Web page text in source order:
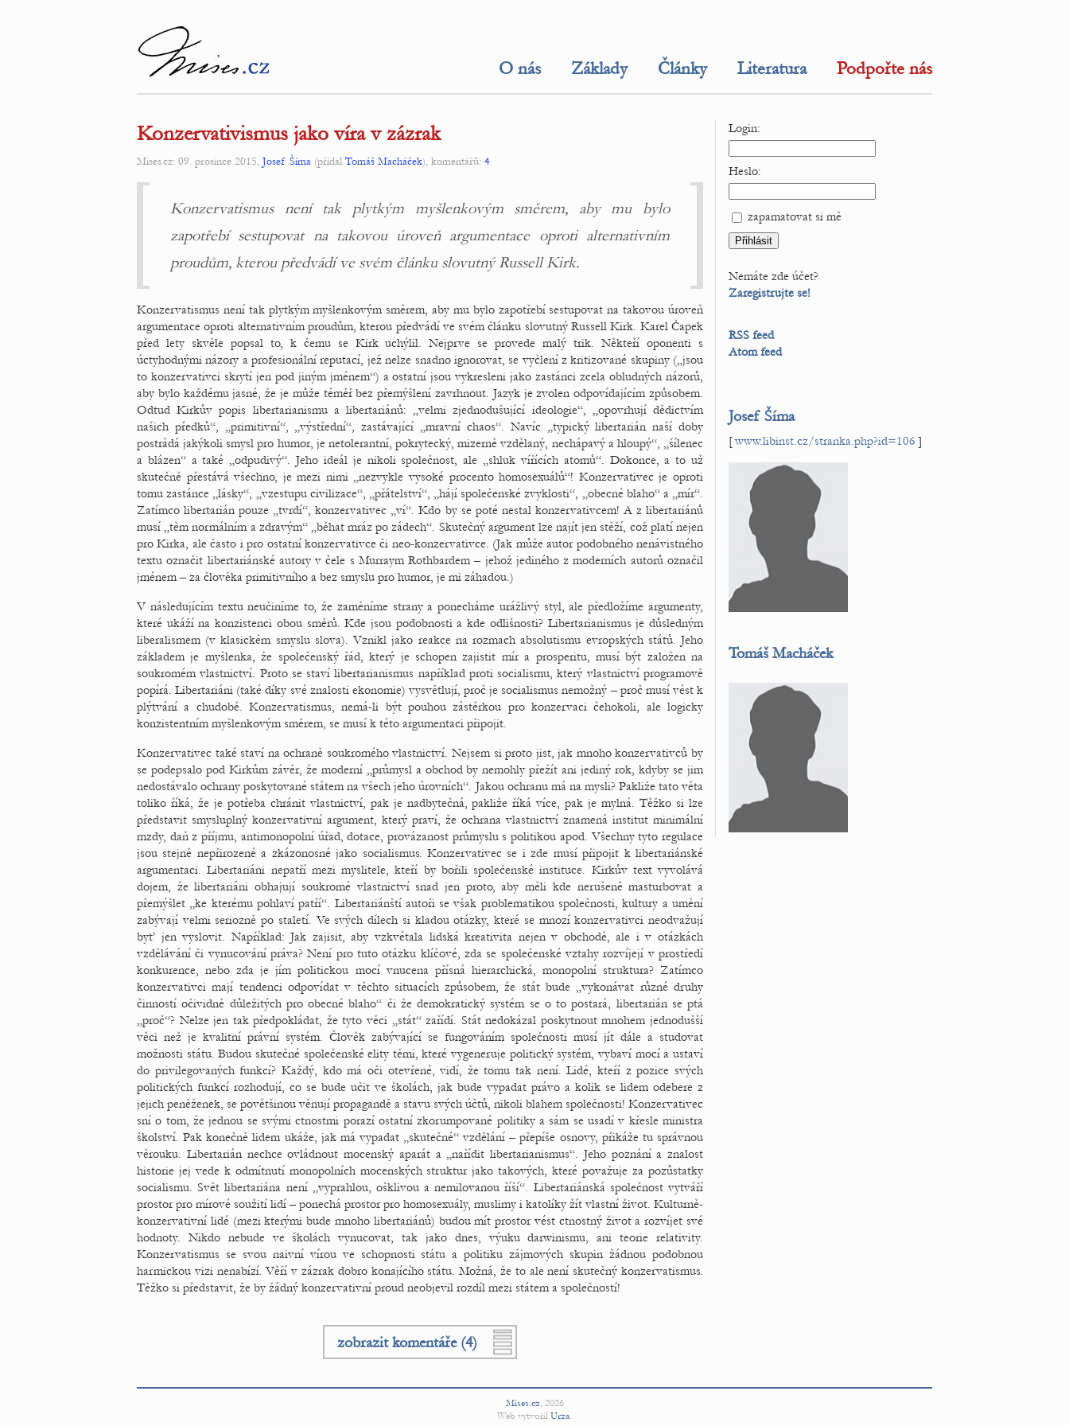
O nás Základy Články Literatura Podpořte nás
Konzervativismus jako víra v zázrak
Mises.cz: 09. prosince 2015, Josef Šíma (přidal Tomáš Macháček), komentářů: 4
Konzervatismus není tak plytkým myšlenkovým směrem, aby mu bylo
zapotřebí sestupovat na takovou úroveň argumentace oproti alternativním
proudům, kterou předvádí ve svém článku slovutný Russell Kirk.
Konzervatismus není tak plytkým myšlenkovým směrem, aby mu bylo zapotřebí sestupovat na takovou úroveň
argumentace oproti alternativním proudům, kterou předvádí ve svém článku slovutný Russell Kirk. Karel Čapek
před lety skvěle popsal to, k čemu se Kirk uchýlil. Nejprve se provede malý trik. Někteří oponenti s
úctyhodnými názory a profesionální reputací, jež nelze snadno ignorovat, se vyčlení z kritizované skupiny („jsou
to konzervativci skrytí jen pod jiným jménem“) a ostatní jsou vykresleni jako zastánci zcela obludných názorů,
aby bylo každému jasné, že je může téměř bez přemýšlení zavrhnout. Jazyk je zvolen odpovídajícím způsobem.
Odtud Kirkův popis libertarianismu a libertariánů: „velmi zjednodušující ideologie“, „opovrhují dědictvím
našich předků“, „primitivní“, „výstřední“, zastávající „mravní chaos“. Navíc „typický libertarián naší doby
postrádá jakýkoli smysl pro humor, je netolerantní, pokrytecký, mizerně vzdělaný, nechápavý a hloupý“, „šílenec
a blázen“ a také „odpudivý“. Jeho ideál je nikoli společnost, ale „shluk vířících atomů“. Dokonce, a to už
skutečně přestává všechno, je mezi nimi „nezvykle vysoké procento homosexuálů“! Konzervativec je oproti
tomu zastánce „lásky“, „vzestupu civilizace“, „přátelství“, „hájí společenské zvyklosti“, „obecné blaho“ a „mír“.
Zatímco libertarián pouze „tvrdí“, konzervativec „ví“. Kdo by se poté nestal konzervativcem! A z libertariánů
musí „těm normálním a zdravým“ „běhat mráz po zádech“. Skutečný argument lze najít jen stěží, což platí nejen
pro Kirka, ale často i pro ostatní konzervativce či neo-konzervativce. (Jak může autor podobného nenávistného
textu označit libertariánské autory v čele s Murraym Rothbardem – jehož jediného z moderních autorů označil
jménem – za člověka primitivního a bez smyslu pro humor, je mi záhadou.)
V následujícím textu neučiníme to, že zaměníme strany a ponecháme urážlivý styl, ale předložíme argumenty,
které ukáží na konzistenci obou směrů. Kde jsou podobnosti a kde odlišnosti? Libertarianismus je důsledným
liberalismem (v klasickém smyslu slova). Vznikl jako reakce na rozmach absolutismu evropských států. Jeho
základem je myšlenka, že společenský řád, který je schopen zajistit mír a prosperitu, musí být založen na
soukromém vlastnictví. Proto se staví libertarianismus například proti socialismu, který vlastnictví programově
popírá. Libertariáni (také díky své znalosti ekonomie) vysvětlují, proč je socialismus nemožný – proč musí vést k
plýtvání a chudobě. Konzervatismus, nemá-li být pouhou zástěrkou pro konzervaci čehokoli, ale logicky
konzistentním myšlenkovým směrem, se musí k této argumentaci připojit.
Konzervativec také staví na ochraně soukromého vlastnictví. Nejsem si proto jist, jak mnoho konzervativců by
se podepsalo pod Kirkům závěr, že moderní „průmysl a obchod by nemohly přežít ani jediný rok, kdyby se jim
nedostávalo ochrany poskytované státem na všech jeho úrovních“. Jakou ochranu má na mysli? Pakliže tato věta
toliko říká, že je potřeba chránit vlastnictví, pak je nadbytečná, pakliže říká více, pak je mylná. Těžko si lze
představit smysluplný konzervativní argument, který praví, že ochrana vlastnictví znamená institut minimální
mzdy, daň z příjmu, antimonopolní úřad, dotace, provázanost průmyslu s politikou apod. Všechny tyto regulace
jsou stejně nepřirozené a zkázonosné jako socialismus. Konzervativec se i zde musí připojit k libertariánské
argumentaci. Libertariáni nepatří mezi myslitele, kteří by bořili společenské instituce. Kirkův text vyvolává
dojem, že libertariáni obhajují soukromé vlastnictví snad jen proto, aby měli kde nerušeně masturbovat a
přemýšlet „ke kterému pohlaví patří“. Libertariánští autoři se však problematikou společnosti, kultury a umění
zabývají velmi seriozně po staletí. Ve svých dílech si kladou otázky, které se mnozí konzervativci neodvažují
byť jen vyslovit. Například: Jak zajisit, aby vzkvétala lidská kreativita nejen v obchodě, ale i v otázkách
vzdělávání či vynucování práva? Není pro tuto otázku klíčové, zda se společenské vztahy rozvíjejí v prostředí
konkurence, nebo zda je jím politickou mocí vnucena přísná hierarchická, monopolní struktura? Zatímco
konzervativci mají tendenci odpovídat v těchto situacích způsobem, že stát bude „vykonávat různé druhy
činností očividně důležitých pro obecné blaho“ či že demokratický systém se o to postará, libertarián se ptá
„proč“? Nelze jen tak předpokládat, že tyto věci „stát“ zařídí. Stát nedokázal poskytnout mnohem jednodušší
věci než je kvalitní právní systém. Člověk zabývající se fungováním společnosti musí jít dále a studovat
možnosti státu. Budou skutečné společenské elity těmi, které vygeneruje politický systém, vybaví mocí a ustaví
do privilegovaných funkcí? Každý, kdo má oči otevřené, vidí, že tomu tak není. Lidé, kteří z pozice svých
politických funkcí rozhodují, co se bude učit ve školách, jak bude vypadat právo a kolik se lidem odebere z
jejich peněženek, se povětšinou věnují propagandě a stavu svých účtů, nikoli blahem společnosti! Konzervativec
sní o tom, že jednou se svými ctnostmi porazí ostatní zkorumpované politiky a sám se usadí v křesle ministra
školství. Pak konečně lidem ukáže, jak má vypadat „skutečné“ vzdělání – přepíše osnovy, přikáže tu správnou
věrouku. Libertarián nechce ovládnout mocenský aparát a „nařídit libertarianismus“. Jeho poznání a znalost
historie jej vede k odmítnutí monopolních mocenských struktur jako takových, které považuje za pozůstatky
socialismu. Svět libertariána není „vyprahlou, ošklivou a nemilovanou říší“. Libertariánská společnost vytváří
prostor pro mírové soužití lidí – ponechá prostor pro homosexuály, muslimy i katolíky žít vlastní život. Kulturně-
konzervativní lidé (mezi kterými bude mnoho libertariánů) budou mít prostor vést ctnostný život a rozvíjet své
hodnoty. Nikdo nebude ve školách vynucovat, tak jako dnes, výuku darwinismu, ani teorie relativity.
Konzervatismus se svou naivní vírou ve schopnosti státu a politiku zájmových skupin žádnou podobnou
harmickou vizi nenabízí. Věří v zázrak dobro konajícího státu. Možná, že to ale není skutečný konzervatismus.
Těžko si představit, že by žádný konzervativní proud neobjevil rozdíl mezi státem a společností!
zobrazit komentáře (4)
Login:
Heslo:
zapamatovat si mě
Nemáte zde účet?
Zaregistrujte se!
RSS feed
Atom feed
Josef Šíma
[www.libinst.cz/stranka.php?id=106 ]
Tomáš Macháček
Mises.cz, 2026
Web vytvořil Urza.